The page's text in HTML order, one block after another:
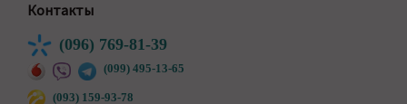
Контакты
(096) 769-81-39
(099) 495-13-65
(093) 159-93-78